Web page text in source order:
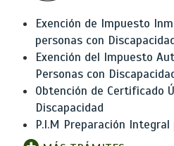
Exención de Impuesto
personas con
Exención del Impuesto
Personas con
Obtención de Certificado
Discapacidad
P.I.M Preparación